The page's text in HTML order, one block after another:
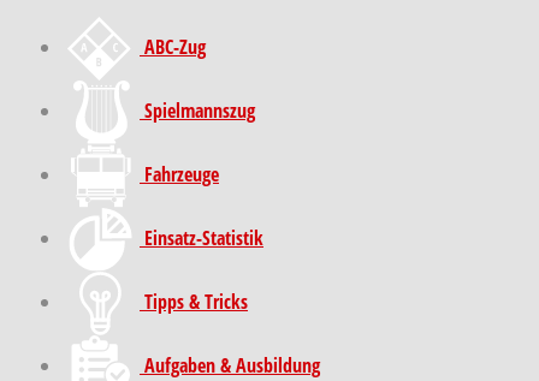
ABC-Zug
Spielmannszug
Fahrzeuge
Einsatz-Statistik
Tipps & Tricks
Aufgaben & Ausbildung